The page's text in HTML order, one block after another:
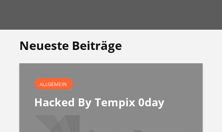
Neueste Beiträge
ALLGEMEIN
Hacked By Tempix 0day